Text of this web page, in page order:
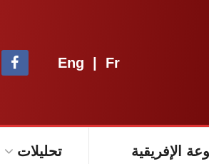
Eng | Fr
الإفريقية تحليلات